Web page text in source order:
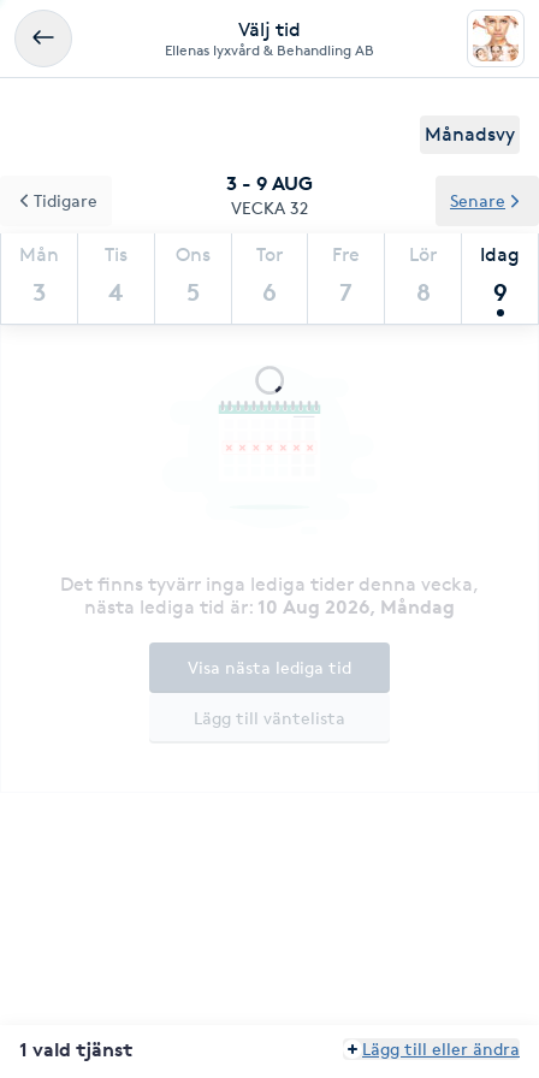
Välj tid
Ellenas lyxvård & Behandling AB
Månadsvy
3 - 9 AUG
VECKA 32
Mån
3
Tis
4
Ons
5
Tor
6
Fre
7
Lör
8
Idag
9
Tidigare Senare
Det finns tyvärr inga lediga tider denna vecka,
nästa lediga tid är: 10 Aug 2026, Måndag
Lägg till väntelista
Visa nästa lediga tid
1 vald tjänst Lägg till eller ändra